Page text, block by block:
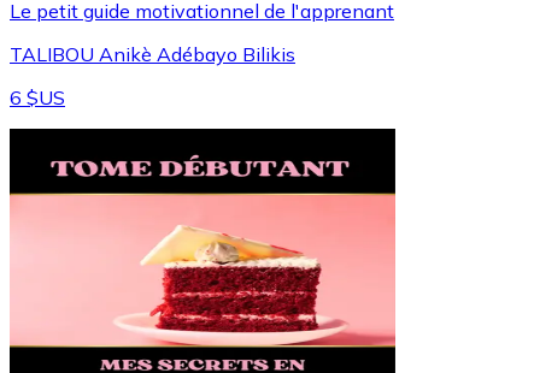
Le petit guide motivationnel de l'apprenant
TALIBOU Anikè Adébayo Bilikis
6 $US